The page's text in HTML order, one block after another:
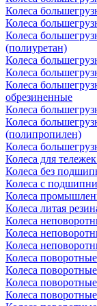
Колеса
Колеса
Колеса
(полиуретан)
Колеса
Колеса
Колеса
обрезиненные
Колеса
Колеса
(полипропилен)
Колеса
Колеса для
Колеса без
Колеса с
Колеса
Колеса литая
Колеса
Колеса
Колеса
Колеса
Колеса
Колеса
Колеса